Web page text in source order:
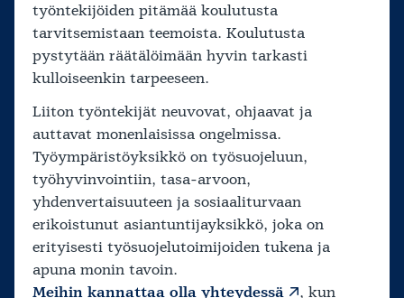
työntekijöiden pitämää koulutusta
tarvitsemistaan teemoista. Koulutusta
pystytään räätälöimään hyvin tarkasti
kulloiseenkin tarpeeseen.
Liiton työntekijät neuvovat, ohjaavat ja
auttavat monenlaisissa ongelmissa.
Työympäristöyksikkö on työsuojeluun,
työhyvinvointiin, tasa-arvoon,
yhdenvertaisuuteen ja sosiaaliturvaan
erikoistunut asiantuntijayksikkö, joka on
erityisesti työsuojelutoimijoiden tukena ja
apuna monin tavoin.
Meihin kannattaa olla yhteydessä
, kun